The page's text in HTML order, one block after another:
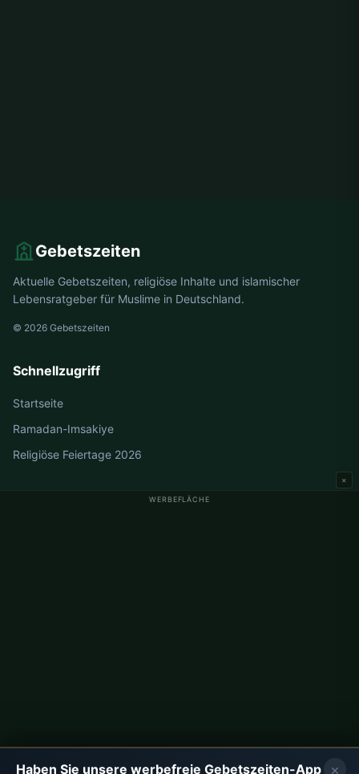
WERBEFLÄCHE
×
Gebetszeiten
Aktuelle Gebetszeiten, religiöse Inhalte und islamischer
Lebensratgeber für Muslime in Deutschland.
© 2026 Gebetszeiten
Schnellzugriff
Startseite
Ramadan-Imsakiye
Religiöse Feiertage 2026
Gebetszeiten Deutschland
Kontakt
×
Haben Sie unsere werbefreie Gebetszeiten-App